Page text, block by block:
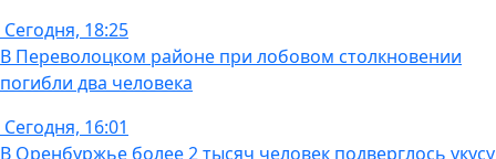
Сегодня, 18:25
В Переволоцком районе при лобовом столкновении
погибли два человека
Сегодня, 16:01
В Оренбуржье более 2 тысяч человек подверглось укусу